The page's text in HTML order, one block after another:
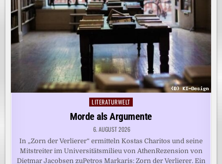
Posted
in
LITERATURWELT
Morde als Argumente
6. AUGUST 2026
In „Zorn der Verlierer“ ermitteln Kostas Charitos und seine
Mitstreiter im Universitätsmilieu von AthenRezension von
Dietmar Jacobsen zuPetros Markaris: Zorn der Verlierer. Ein